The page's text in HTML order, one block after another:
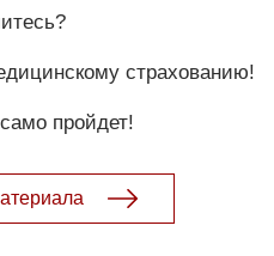
страхованию!
пройдет!